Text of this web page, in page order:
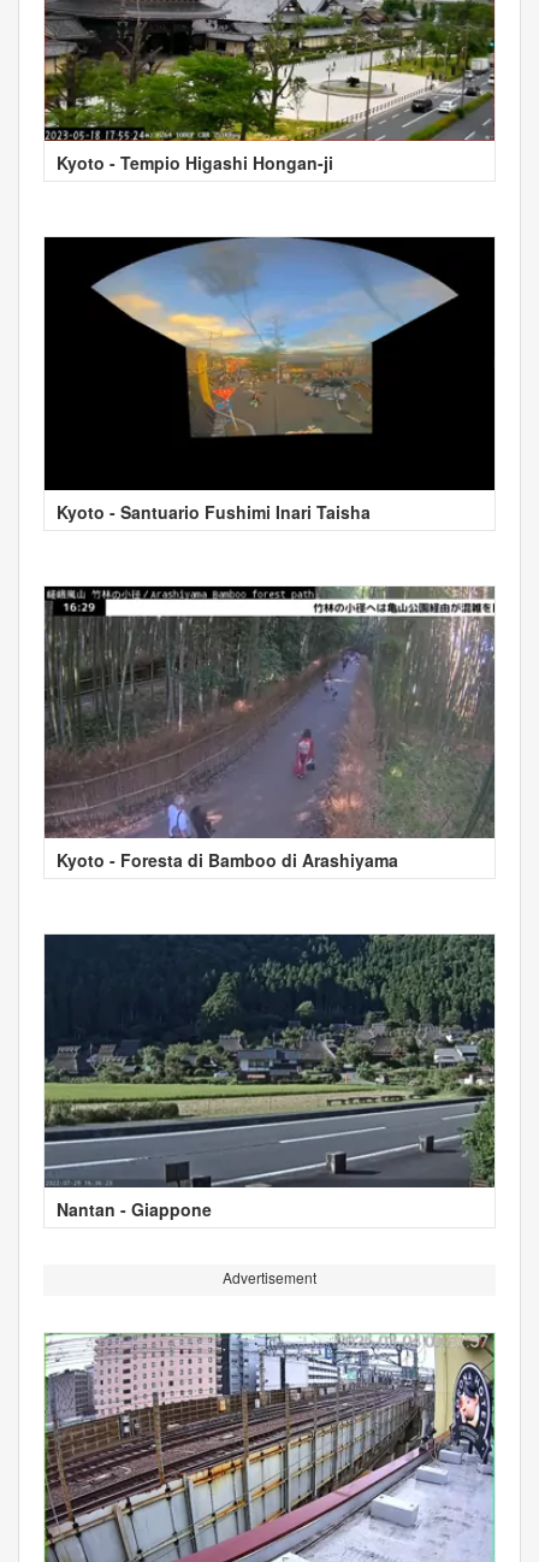
Kyoto - Tempio Higashi Hongan-ji
Kyoto - Santuario Fushimi Inari Taisha
Kyoto - Foresta di Bamboo di Arashiyama
Nantan - Giappone
Advertisement